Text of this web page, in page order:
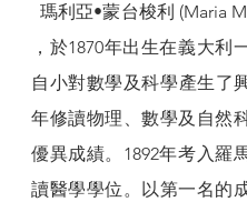
  瑪利亞•蒙台梭利 (Maria Montessori)
，於1870年出生在義大利
自小對數學及科學產生了
年修讀物理、數學及自然
優異成績。1892年考入羅
讀醫學學位。以第一名的